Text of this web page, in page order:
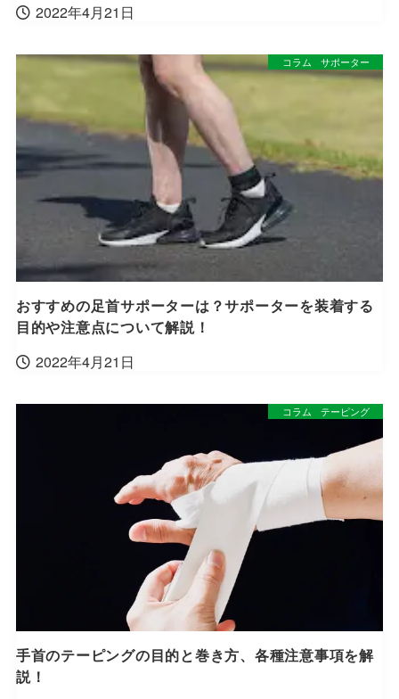
2022年4月21日
おすすめの足首サポーターは？サポーターを装着する
目的や注意点について解説！
2022年4月21日
コラム サポーター
手首のテーピングの目的と巻き方、各種注意事項を解
説！
コラム テーピング